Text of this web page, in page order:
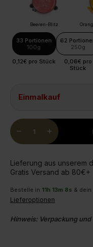
Beeren-Blitz
33 Portionen
100g
0,12€ pro Stück
62
250g
0,06€ pro
Stück
Einmalkauf
remove
Quantity
add
Lieferung aus unserem
Gratis Versand ab
Bestelle in 11h 13m 7s &
Lieferoptionen
Hinweis: Verpackung